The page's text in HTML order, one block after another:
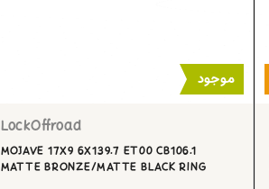
موجود
LockOffroad
MOJAVE 17X9 6X139.7 ET00 CB106.1
MATTE BRONZE/MATTE BLACK RING